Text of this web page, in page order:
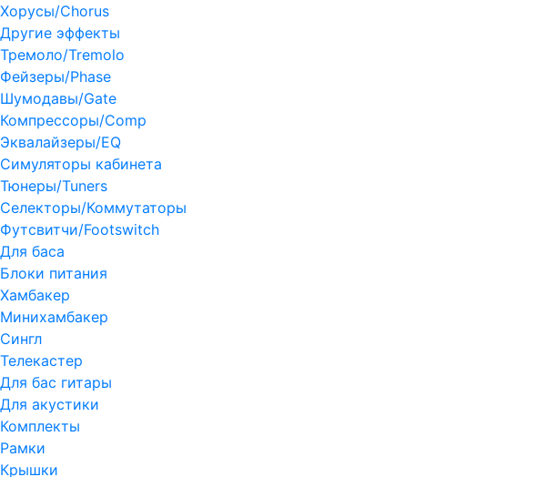
Хорусы/Chorus
Другие эффекты
Тремоло/Tremolo
Фейзеры/Phase
Шумодавы/Gate
Компрессоры/Comp
Эквалайзеры/EQ
Симуляторы кабинета
Тюнеры/Tuners
Селекторы/Коммутаторы
Футсвитчи/Footswitch
Для баса
Блоки питания
Хамбакер
Минихамбакер
Сингл
Телекастер
Для бас гитары
Для акустики
Комплекты
Рамки
Крышки